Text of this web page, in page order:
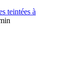
teintées à